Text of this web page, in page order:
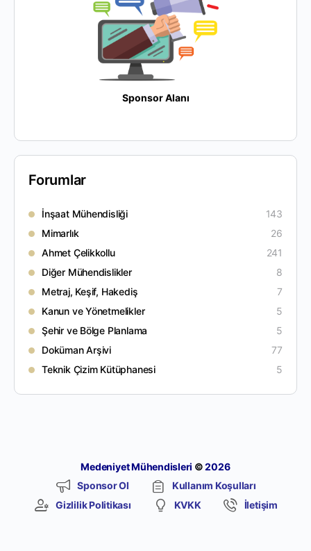
Sponsor Alanı
Forumlar
İnşaat Mühendisliği
143
Mimarlık
26
Ahmet Çelikkollu
241
Diğer Mühendislikler
8
Metraj, Keşif, Hakediş
7
Kanun ve Yönetmelikler
5
Şehir ve Bölge Planlama
5
Doküman Arşivi
77
Teknik Çizim Kütüphanesi
5
Medeniyet Mühendisleri © 2026
Sponsor Ol
Kullanım Koşulları
Gizlilik Politikası
KVKK İletişim